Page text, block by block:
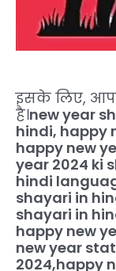
इसके लिए,
है।new year
hindi, happy
happy new
year 2024 ki
hindi
shayari in
shayari in
happy new
new year
2024,happy